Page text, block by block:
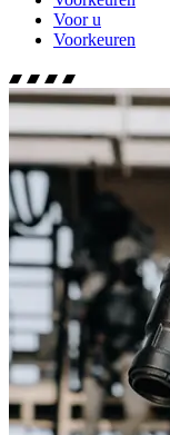
Voor u
Voorkeuren